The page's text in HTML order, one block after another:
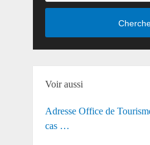
Voir aussi
Adresse Office de
cas …